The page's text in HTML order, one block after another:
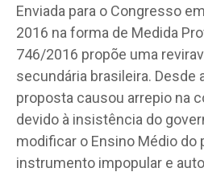
Enviada para o Congresso
2016 na forma de Medida
746/2016 propõe uma
secundária brasileira. Desde
proposta causou arrepio na
devido à insistência do
modificar o Ensino Médio do
instrumento impopular e